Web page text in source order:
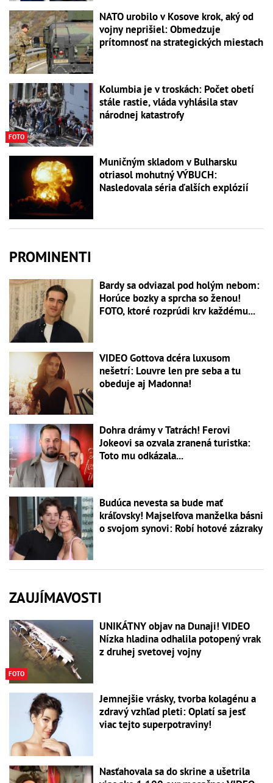
NATO urobilo v Kosove krok, aký od
vojny neprišiel: Obmedzuje
prítomnosť na strategických miestach
FOTO
Kolumbia je v troskách: Počet obetí
stále rastie, vláda vyhlásila stav
národnej katastrofy
Muničným skladom v Bulharsku
otriasol mohutný VÝBUCH:
Nasledovala séria ďalších explózií
PROMINENTI
Bardy sa odviazal pod holým nebom:
Horúce bozky a sprcha so ženou!
FOTO, ktoré rozprúdi krv každému...
VIDEO Gottova dcéra luxusom
nešetrí: Louvre len pre seba a tu
obeduje aj Madonna!
Dohra drámy v Tatrách! Ferovi
Jokeovi sa ozvala zranená turistka:
Toto mu odkázala...
Budúca nevesta sa bude mať
kráľovsky! Majselfova manželka básni
o svojom synovi: Robí hotové zázraky
ZAUJÍMAVOSTI
FOTO
UNIKÁTNY objav na Dunaji! VIDEO
Nízka hladina odhalila potopený vrak
z druhej svetovej vojny
Jemnejšie vrásky, tvorba kolagénu a
zdravý vzhľad pleti: Oplatí sa jesť
viac tejto superpotraviny!
Nasťahovala sa do skrine a ušetrila